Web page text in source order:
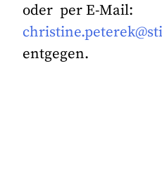
oder per E-Mail:
entgegen.